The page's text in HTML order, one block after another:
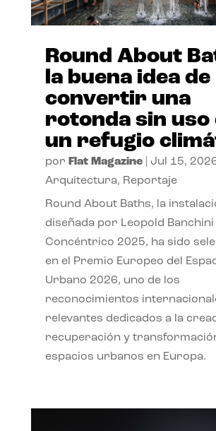
Round About
la buena idea de
convertir una
rotonda sin uso
un refugio
por Flat Magazine| Jul 15,
Arquitectura, Reportaje
Round About Baths, la
diseñada por Leopold
Concéntrico 2025, ha sido
en el Premio Europeo del
Urbano 2026, uno de los
reconocimientos
relevantes dedicados a la
recuperación y
espacios urbanos en Europa.